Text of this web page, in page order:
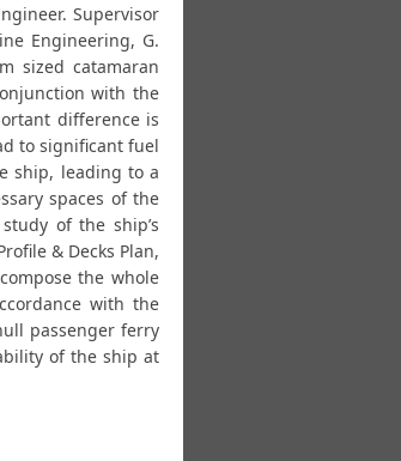
Supervisor
Engineering, G.
sized catamaran
with the
difference is
to significant fuel
ship, leading to a
spaces of the
of the ship’s
& Decks Plan,
the whole
with the
passenger ferry
of the ship at